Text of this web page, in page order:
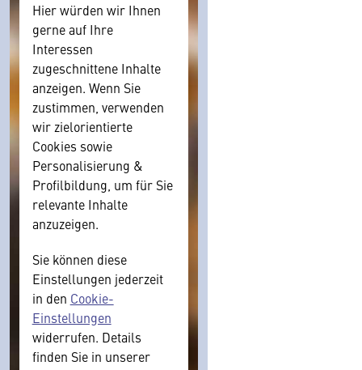
Hier würden wir Ihnen
gerne auf Ihre
Interessen
zugeschnittene Inhalte
anzeigen. Wenn Sie
zustimmen, verwenden
wir zielorientierte
Cookies sowie
Personalisierung &
Profilbildung, um für Sie
relevante Inhalte
anzuzeigen.
Sie können diese
Einstellungen jederzeit
in den Cookie-
Einstellungen
widerrufen. Details
finden Sie in unserer